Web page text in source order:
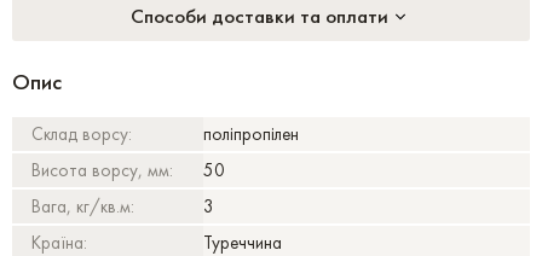
Способи доставки та оплати
Опис
Склад ворсу:
поліпропілен
Висота ворсу, мм:
50
Вага, кг/кв.м:
3
Країна:
Туреччина